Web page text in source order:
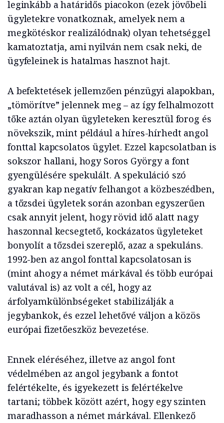
leginkább a határidős piacokon (ezek jövőbeli
ügyletekre vonatkoznak, amelyek nem a
megkötéskor realizálódnak) olyan tehetséggel
kamatoztatja, ami nyilván nem csak neki, de
ügyfeleinek is hatalmas hasznot hajt.
A befektetések jellemzően pénzügyi alapokban,
„tömörítve” jelennek meg – az így felhalmozott
tőke aztán olyan ügyleteken keresztül forog és
növekszik, mint például a híres-hírhedt angol
fonttal kapcsolatos ügylet. Ezzel kapcsolatban is
sokszor hallani, hogy Soros György a font
gyengülésére spekulált. A spekuláció szó
gyakran kap negatív felhangot a közbeszédben,
a tőzsdei ügyletek során azonban egyszerűen
csak annyit jelent, hogy rövid idő alatt nagy
haszonnal kecsegtető, kockázatos ügyleteket
bonyolít a tőzsdei szereplő, azaz a spekuláns.
1992-ben az angol fonttal kapcsolatosan is
(mint ahogy a német márkával és több európai
valutával is) az volt a cél, hogy az
árfolyamkülönbségeket stabilizálják a
jegybankok, és ezzel lehetővé váljon a közös
európai fizetőeszköz bevezetése.
Ennek eléréséhez, illetve az angol font
védelmében az angol jegybank a fontot
felértékelte, és igyekezett is felértékelve
tartani; többek között azért, hogy egy szinten
maradhasson a német márkával. Ellenkező